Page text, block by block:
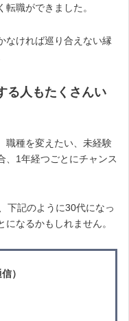
職ができました。
なければ巡り合えない縁
る人もたくさんい
職種を変えたい、未経験
、1年経つごとにチャンス
下記のように30代になっ
なるかもしれません。
）